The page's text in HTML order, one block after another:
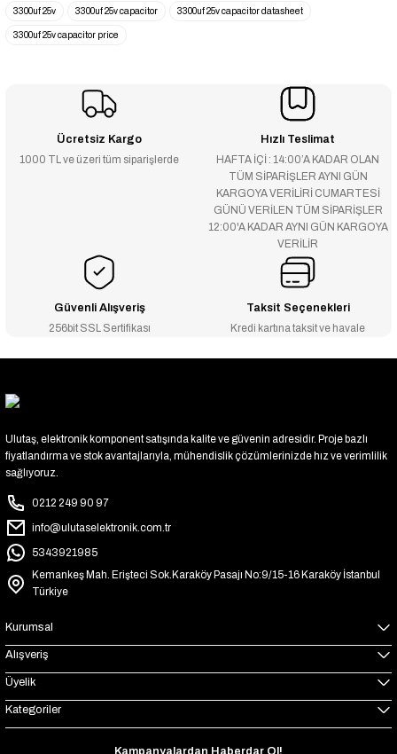
3300uf 25v
3300uf 25v capacitor 3300uf 25v capacitor datasheet
3300uf 25v capacitor price
Ücretsiz Kargo
1000 TL ve üzeri tüm siparişlerde
Hızlı Teslimat
HAFTA İÇİ : 14:00’A KADAR OLAN
TÜM SİPARİŞLER AYNI GÜN
KARGOYA VERİLİRİ CUMARTESİ
GÜNÜ VERİLEN TÜM SİPARİŞLER
12:00'A KADAR AYNI GÜN KARGOYA
VERİLİR
Güvenli Alışveriş
256bit SSL Sertifikası
Taksit Seçenekleri
Kredi kartına taksit ve havale
Ulutaş, elektronik komponent satışında kalite ve güvenin adresidir. Proje bazlı
fiyatlandırma ve stok avantajlarıyla, mühendislik çözümlerinizde hız ve verimlilik
sağlıyoruz.
0212 249 90 97
info@ulutaselektronik.com.tr
5343921985
Kemankeş Mah. Erişteci Sok.Karaköy Pasajı No:9/15-16 Karaköy İstanbul
Türkiye
Kurumsal
Alışveriş
Üyelik
Kategoriler